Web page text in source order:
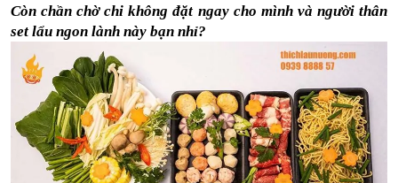
Còn chần chờ chi không đặt ngay cho mình và người thân
set lẩu ngon lành này bạn nhỉ?